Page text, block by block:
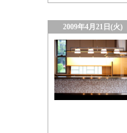
2009年4月21日(火)